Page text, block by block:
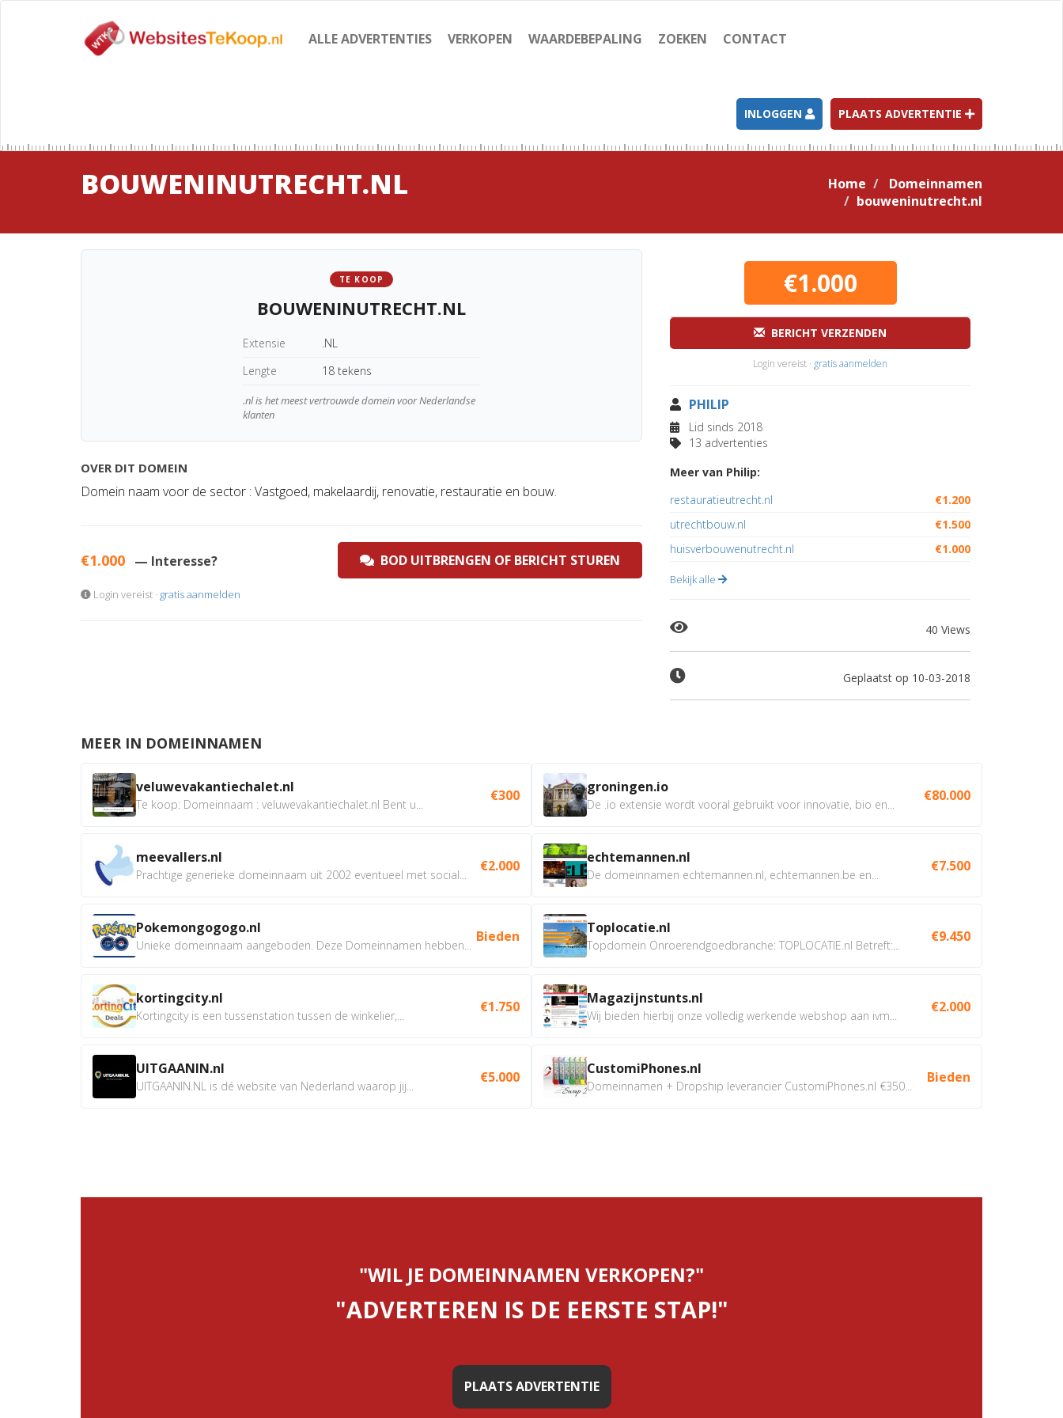
ALLE ADVERTENTIES VERKOPEN WAARDEBEPALING ZOEKEN CONTACT
INLOGGEN PLAATS ADVERTENTIE
BOUWENINUTRECHT.NL Home
Domeinnamen
bouweninutrecht.nl
TE KOOP
BOUWENINUTRECHT.NL
Extensie
.NL
Lengte
18 tekens
.nl is het meest vertrouwde domein voor Nederlandse
klanten
OVER DIT DOMEIN
Domein naam voor de sector : Vastgoed, makelaardij, renovatie, restauratie en bouw.
€1.000 — Interesse? BOD UITBRENGEN OF BERICHT STUREN
Login vereist · gratis aanmelden
€1.000
BERICHT VERZENDEN
Login vereist · gratis aanmelden
PHILIP
Lid sinds 2018
13 advertenties
Meer van Philip:
restauratieutrecht.nl
€1.200
utrechtbouw.nl
€1.500
huisverbouwenutrecht.nl
€1.000
Bekijk alle
40 Views
Geplaatst op 10-03-2018
MEER IN DOMEINNAMEN
veluwevakantiechalet.nl
Te koop: Domeinnaam : veluwevakantiechalet.nl Bent u...
€300
meevallers.nl
Prachtige generieke domeinnaam uit 2002 eventueel met social...
€2.000
Pokemongogogo.nl
Unieke domeinnaam aangeboden. Deze Domeinnamen hebben...
Bieden
kortingcity.nl
Kortingcity is een tussenstation tussen de winkelier,...
€1.750
UITGAANIN.nl
UITGAANIN.NL is dé website van Nederland waarop jij...
€5.000
groningen.io
De .io extensie wordt vooral gebruikt voor innovatie, bio en...
€80.000
echtemannen.nl
De domeinnamen echtemannen.nl, echtemannen.be en...
€7.500
Toplocatie.nl
Topdomein Onroerendgoedbranche: TOPLOCATIE.nl Betreft:...
€9.450
Magazijnstunts.nl
Wij bieden hierbij onze volledig werkende webshop aan ivm...
€2.000
CustomiPhones.nl
Domeinnamen + Dropship leverancier CustomiPhones.nl €350...
Bieden
"WIL JE DOMEINNAMEN VERKOPEN?"
"ADVERTEREN IS DE EERSTE STAP!"
PLAATS ADVERTENTIE